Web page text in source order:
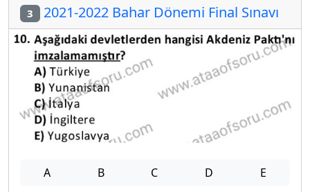
3 2021-2022 Bahar Dönemi Final Sınavı
A B C D E